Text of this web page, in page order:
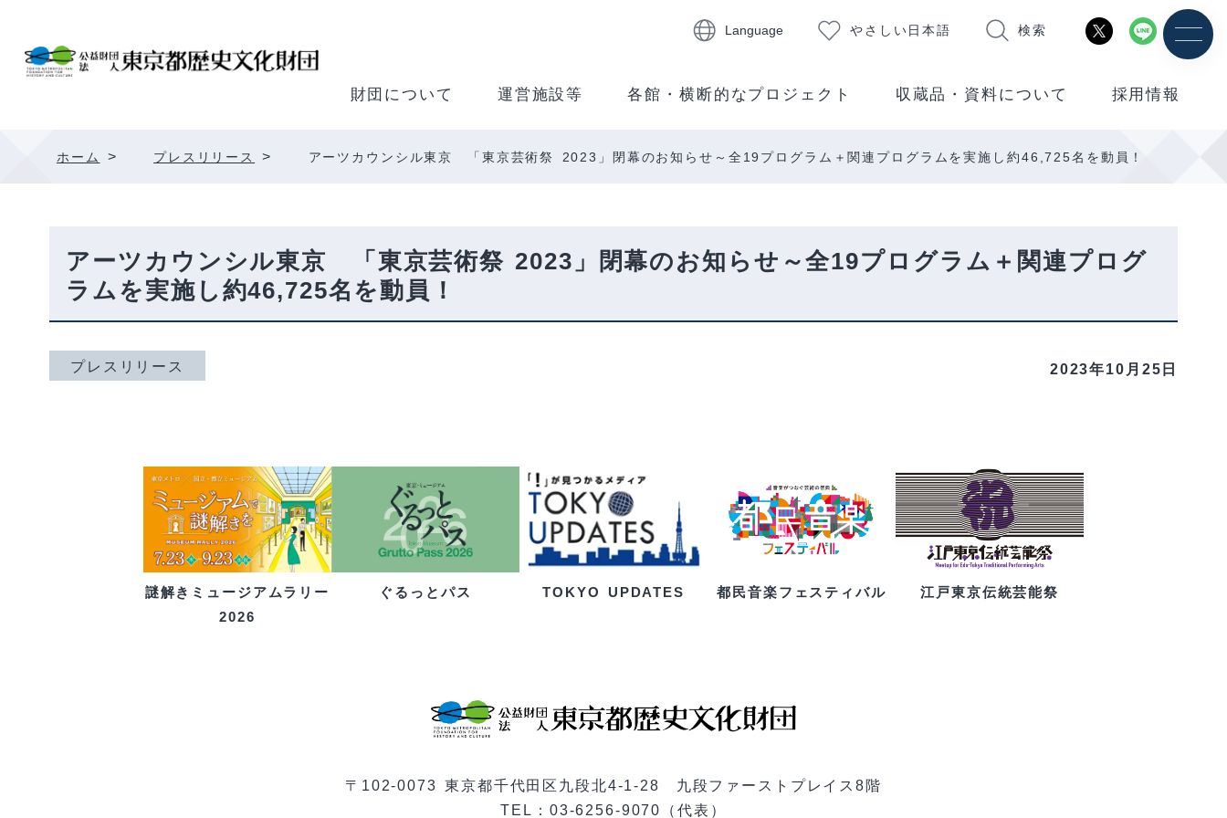
Language やさしい日本語 検索
財団について 運営施設等 各館・横断的なプロジェクト 収蔵品・資料について 採用情報
ホーム > プレスリリース > アーツカウンシル東京 「東京芸術祭 2023」閉幕のお知らせ～全19プログラム＋関連プログラムを実施し約46,725名を動員！
アーツカウンシル東京 「東京芸術祭 2023」閉幕のお知らせ～全19プログラム＋関連プログ
ラムを実施し約46,725名を動員！
プレスリリース 2023年10月25日
謎解きミュージアムラリー
2026
ぐるっとパス TOKYO UPDATES 都民音楽フェスティバル 江戸東京伝統芸能祭
〒102-0073 東京都千代田区九段北4-1-28 九段ファーストプレイス8階
TEL：03-6256-9070（代表）